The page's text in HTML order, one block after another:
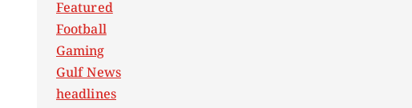
Featured
Football
Gaming
Gulf News
headlines